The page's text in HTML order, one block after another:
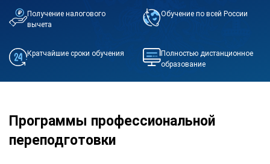
Получение налогового
вычета
Обучение по всей России
Кратчайшие сроки обучения
Полностью дистанционное
образование
Программы профессиональной
переподготовки